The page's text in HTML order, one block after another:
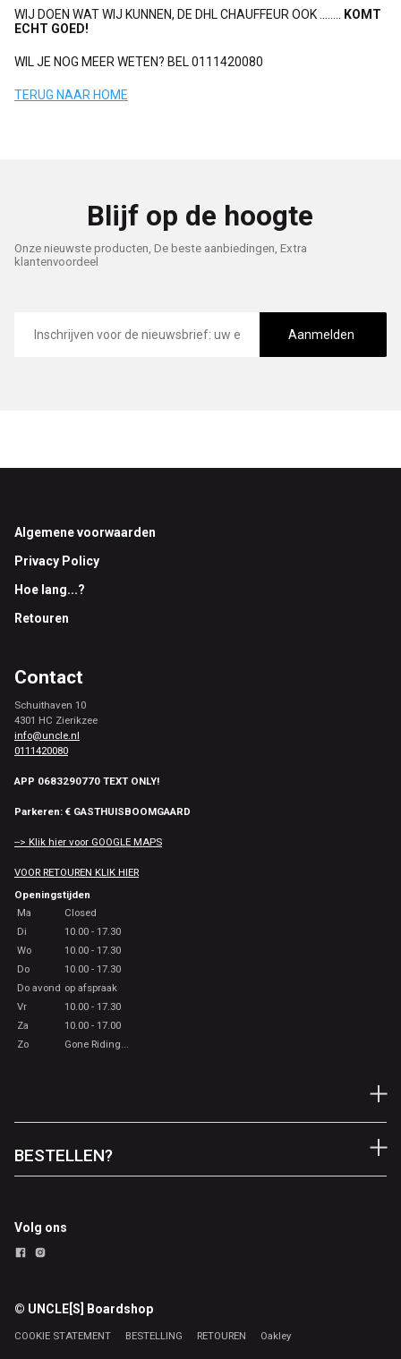
WIJ DOEN WAT WIJ KUNNEN, DE DHL CHAUFFEUR OOK ........
KOMT
ECHT GOED!
WIL JE NOG MEER WETEN? BEL 0111420080
TERUG NAAR HOME
Blijf op de hoogte
Onze nieuwste producten, De beste aanbiedingen, Extra
klantenvoordeel
mailadres
Aanmelden
Footer
Algemene voorwaarden
Privacy Policy
Hoe lang...?
Retouren
Contact
Schuithaven 10
4301 HC Zierikzee
info@uncle.nl
0111420080
APP 0683290770 TEXT ONLY!
Parkeren: € GASTHUISBOOMGAARD
--> Klik hier voor GOOGLE MAPS
VOOR RETOUREN KLIK HIER
Openingstijden
Ma
Closed
Di
10.00 - 17.30
Wo
10.00 - 17.30
Do
10.00 - 17.30
Do avond op afspraak
Vr
10.00 - 17.30
Za
10.00 - 17.00
Zo
Gone Riding...
BESTELLEN?
Volg ons
© UNCLE[S] Boardshop
COOKIE STATEMENT BESTELLING RETOUREN Oakley